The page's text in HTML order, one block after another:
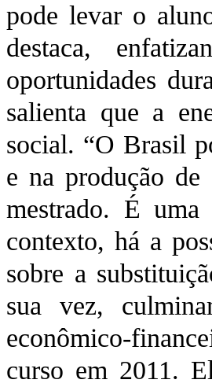
pode levar o
destaca,
oportunidades
salienta que a
social. “O Brasil
e na produção de
mestrado. É
contexto, há a
sobre a
sua vez,
econômico-
curso em 2011.